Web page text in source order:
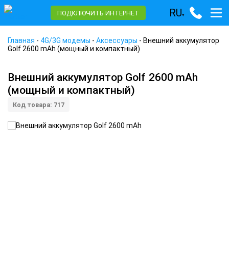
ПОДКЛЮЧИТЬ ИНТЕРНЕТ RU▾
Главная - 4G/3G модемы - Аксессуары - Внешний аккумулятор
Golf 2600 mAh (мощный и компактный)
Внешний аккумулятор Golf 2600 mAh
(мощный и компактный)
Код товара: 717